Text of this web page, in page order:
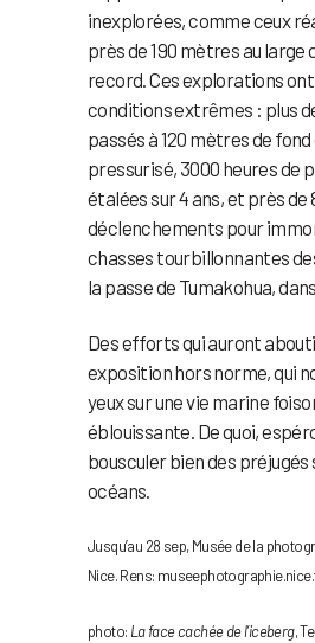
inexplorées, comme ceux
près de 190 mètres au large
record. Ces explorations
conditions extrêmes : plus
passés à 120 mètres de
pressurisé, 3000 heures de
étalées sur 4 ans, et près de
déclenchements pour
chasses tourbillonnantes
la passe de Tumakohua,
Des efforts qui auront
exposition hors norme, qui
yeux sur une vie marine
éblouissante. De quoi,
bousculer bien des préjugés
océans.
Jusqu’au 28 sep, Musée de la
Nice. Rens:
photo: La face cachée de l’iceberg,